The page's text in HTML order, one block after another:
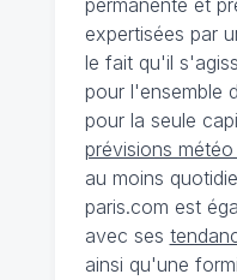
permanente et
expertisées par
le fait qu'il
pour l'ensemble
pour la seule
prévisions
au moins
paris.com est
avec ses
ainsi qu'une